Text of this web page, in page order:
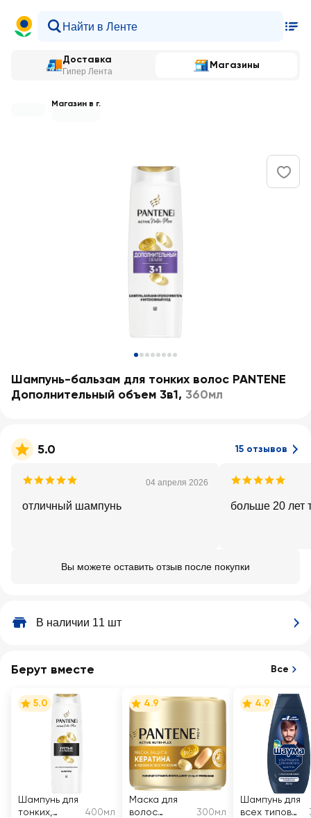
Доставка
Гипер Лента
Магазины
Магазин в г.
Шампунь-бальзам для тонких волос PANTENE
Дополнительный объем 3в1, 360мл
5.0 15 отзывов
04 апреля 2026
отличный шампунь больше 20 лет
Вы можете оставить отзыв после покупки
В наличии 11 шт
Берут вместе Все
5.0
Шампунь для
тонких,
400мл
4.9
Маска для
волос
300мл
4.9
Шампунь для
всех типов